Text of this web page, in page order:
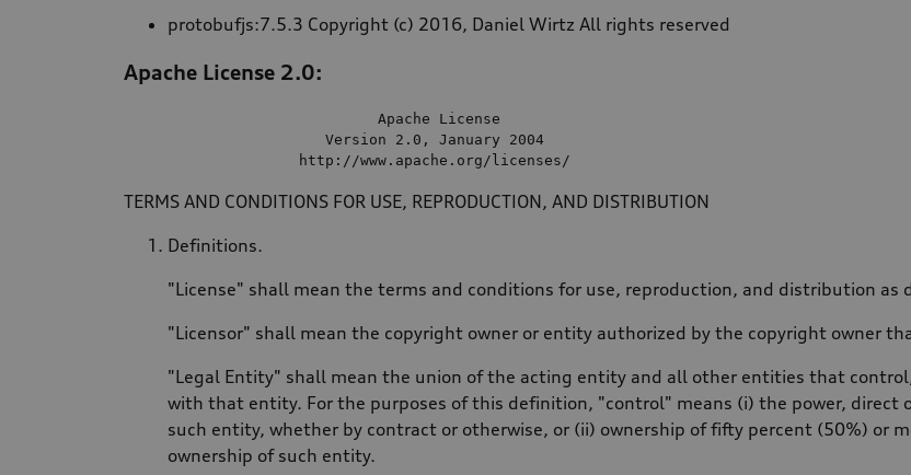
protobufjs:7.5.3 Copyright (c) 2016, Daniel Wirtz All rights reserved
Apache License 2.0:
                             Apache License
                       Version
2.0 , January 2004
                    http:
//www.apache.org/licenses/
TERMS AND CONDITIONS FOR USE, REPRODUCTION, AND DISTRIBUTION
Definitions.
"License" shall mean the terms and conditions for use, reproduction, and distribution
"Licensor" shall mean the copyright owner or entity authorized by the copyright owner
"Legal Entity" shall mean the union of the acting entity and all other entities that
with that entity. For the purposes of this definition, "control" means (i) the power, direct
such entity, whether by contract or otherwise, or (ii) ownership of fifty percent (50%) or
ownership of such entity.